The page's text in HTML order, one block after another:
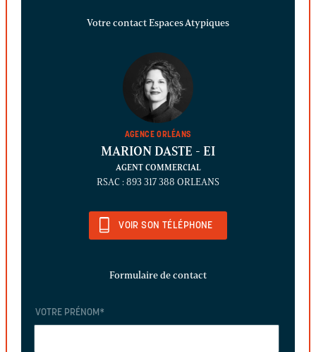
Votre contact Espaces Atypiques
AGENCE ORLÉANS
MARION DASTE - EI
AGENT COMMERCIAL
RSAC : 893 317 388 ORLEANS
VOIR SON TÉLÉPHONE
Formulaire de contact
VOTRE PRÉNOM*